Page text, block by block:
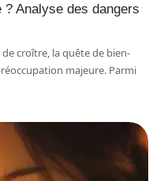
Analyse des dangers
de croître, la quête de bien-
majeure. Parmi